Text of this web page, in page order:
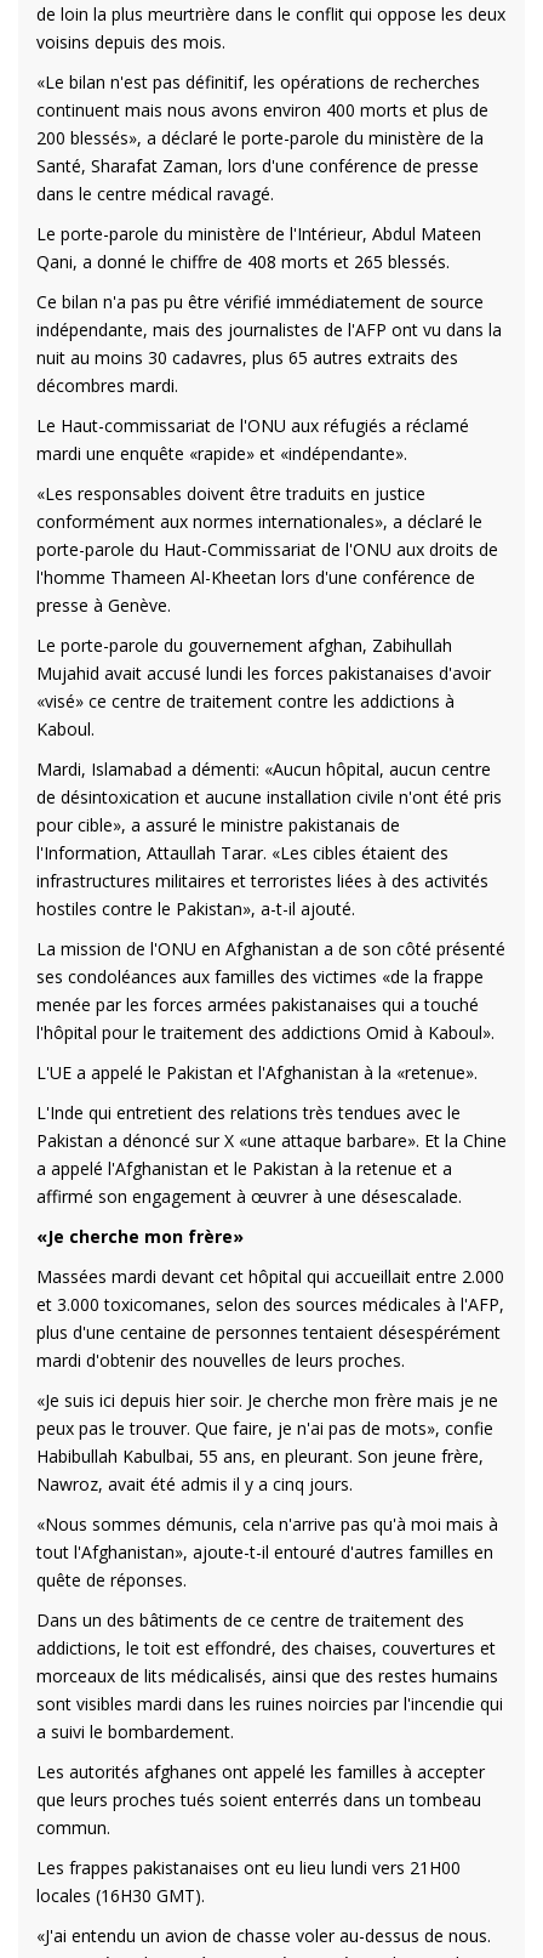
de loin la plus meurtrière dans le conflit qui oppose les deux
voisins depuis des mois.
«Le bilan n'est pas définitif, les opérations de recherches
continuent mais nous avons environ 400 morts et plus de
200 blessés», a déclaré le porte-parole du ministère de la
Santé, Sharafat Zaman, lors d'une conférence de presse
dans le centre médical ravagé.
Le porte-parole du ministère de l'Intérieur, Abdul Mateen
Qani, a donné le chiffre de 408 morts et 265 blessés.
Ce bilan n'a pas pu être vérifié immédiatement de source
indépendante, mais des journalistes de l'AFP ont vu dans la
nuit au moins 30 cadavres, plus 65 autres extraits des
décombres mardi.
Le Haut-commissariat de l'ONU aux réfugiés a réclamé
mardi une enquête «rapide» et «indépendante».
«Les responsables doivent être traduits en justice
conformément aux normes internationales», a déclaré le
porte-parole du Haut-Commissariat de l'ONU aux droits de
l'homme Thameen Al-Kheetan lors d'une conférence de
presse à Genève.
Le porte-parole du gouvernement afghan, Zabihullah
Mujahid avait accusé lundi les forces pakistanaises d'avoir
«visé» ce centre de traitement contre les addictions à
Kaboul.
Mardi, Islamabad a démenti: «Aucun hôpital, aucun centre
de désintoxication et aucune installation civile n'ont été pris
pour cible», a assuré le ministre pakistanais de
l'Information, Attaullah Tarar. «Les cibles étaient des
infrastructures militaires et terroristes liées à des activités
hostiles contre le Pakistan», a-t-il ajouté.
La mission de l'ONU en Afghanistan a de son côté présenté
ses condoléances aux familles des victimes «de la frappe
menée par les forces armées pakistanaises qui a touché
l'hôpital pour le traitement des addictions Omid à Kaboul».
L'UE a appelé le Pakistan et l'Afghanistan à la «retenue».
L'Inde qui entretient des relations très tendues avec le
Pakistan a dénoncé sur X «une attaque barbare». Et la Chine
a appelé l'Afghanistan et le Pakistan à la retenue et a
affirmé son engagement à œuvrer à une désescalade.
«Je cherche mon frère»
Massées mardi devant cet hôpital qui accueillait entre 2.000
et 3.000 toxicomanes, selon des sources médicales à l'AFP,
plus d'une centaine de personnes tentaient désespérément
mardi d'obtenir des nouvelles de leurs proches.
«Je suis ici depuis hier soir. Je cherche mon frère mais je ne
peux pas le trouver. Que faire, je n'ai pas de mots», confie
Habibullah Kabulbai, 55 ans, en pleurant. Son jeune frère,
Nawroz, avait été admis il y a cinq jours.
«Nous sommes démunis, cela n'arrive pas qu'à moi mais à
tout l'Afghanistan», ajoute-t-il entouré d'autres familles en
quête de réponses.
Dans un des bâtiments de ce centre de traitement des
addictions, le toit est effondré, des chaises, couvertures et
morceaux de lits médicalisés, ainsi que des restes humains
sont visibles mardi dans les ruines noircies par l'incendie qui
a suivi le bombardement.
Les autorités afghanes ont appelé les familles à accepter
que leurs proches tués soient enterrés dans un tombeau
commun.
Les frappes pakistanaises ont eu lieu lundi vers 21H00
locales (16H30 GMT).
«J'ai entendu un avion de chasse voler au-dessus de nous.